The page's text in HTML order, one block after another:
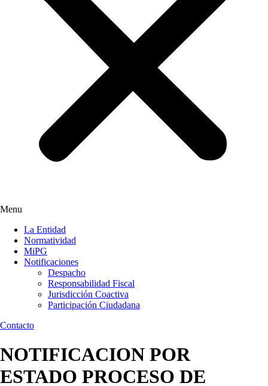
Menu
La Entidad
Normatividad
MiPG
Notificaciones
Despacho
Responsabilidad Fiscal
Jurisdicción Coactiva
Participación Ciudadana
Contacto
NOTIFICACION POR
ESTADO PROCESO DE